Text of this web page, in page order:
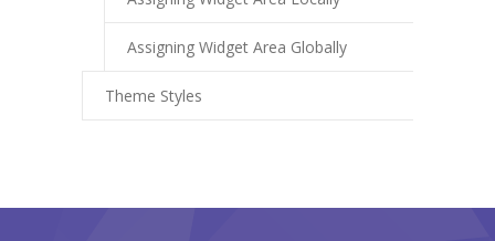
Assigning Widget Area Globally
Theme Styles